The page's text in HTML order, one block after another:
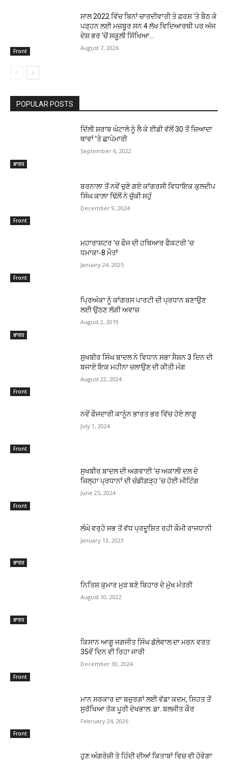
Front
ਸਾਲ 2022 ਵਿੱਚ ਬਿਨਾਂ ਚਾਰਦੀਵਾਰੀ ਤੇ ਫ਼ਰਸ਼ ‘ਤੇ ਬੈਠ ਕੇ
ਪੜ੍ਹਨ ਲਈ ਮਜ਼ਬੂਰ ਸਨ 4 ਲੱਖ ਵਿਦਿਆਰਥੀ ਪਰ ਅੱਜ
ਦੇਸ਼ ਭਰ ‘ਚੋਂ ਸਕੂਲੀ ਸਿੱਖਿਆ...
August 7, 2026
POPULAR POSTS
ਭਾਰਤ
ਦਿੱਲੀ ਸ਼ਰਾਬ ਘੋਟਾਲੇ ਨੂੰ ਲੈ ਕੇ ਈਡੀ ਵੱਲੋਂ 30 ਤੋਂ ਜ਼ਿਆਦਾ
ਥਾਵਾਂ ’ਤੇ ਛਾਪੇਮਾਰੀ
September 6, 2022
Front
ਬਰਨਾਲਾ ਤੋਂ ਨਵੇਂ ਚੁਣੇ ਗਏ ਕਾਂਗਰਸੀ ਵਿਧਾਇਕ ਕੁਲਦੀਪ
ਸਿੰਘ ਕਾਲ਼ਾ ਢਿੱਲੋਂ ਨੇ ਚੁੱਕੀ ਸਹੁੰ
December 9, 2024
Front
ਮਹਾਰਾਸ਼ਟਰ ’ਚ ਫੌਜ ਦੀ ਹਥਿਆਰ ਫੈਕਟਰੀ ’ਚ
ਧਮਾਕਾ-8 ਮੌਤਾਂ
January 24, 2025
ਭਾਰਤ
ਪ੍ਰਿਅੰਕਾ ਨੂੰ ਕਾਂਗਰਸ ਪਾਰਟੀ ਦੀ ਪ੍ਰਧਾਨ ਬਣਾਉਣ
ਲਈ ਉਠਣ ਲੱਗੀ ਅਵਾਜ਼
August 2, 2019
Front
ਸੁਖਬੀਰ ਸਿੰਘ ਬਾਦਲ ਨੇ ਵਿਧਾਨ ਸਭਾ ਸੈਸ਼ਨ 3 ਦਿਨ ਦੀ
ਬਜਾਏ ਇਕ ਮਹੀਨਾ ਚਲਾਉਣ ਦੀ ਕੀਤੀ ਮੰਗ
August 22, 2024
Front
ਨਵੇਂ ਫੌਜਦਾਰੀ ਕਾਨੂੰਨ ਭਾਰਤ ਭਰ ਵਿੱਚ ਹੋਏ ਲਾਗੂ
July 1, 2024
Front
ਸੁਖਬੀਰ ਬਾਦਲ ਦੀ ਅਗਵਾਈ ’ਚ ਅਕਾਲੀ ਦਲ ਦੇ
ਜ਼ਿਲ੍ਹਾ ਪ੍ਰਧਾਨਾਂ ਦੀ ਚੰਡੀਗੜ੍ਹ ’ਚ ਹੋਈ ਮੀਟਿੰਗ
June 25, 2024
ਭਾਰਤ
ਲੰਘੇ ਵਰ੍ਹੇ ਸਭ ਤੋਂ ਵੱਧ ਪ੍ਰਦੂਸ਼ਿਤ ਰਹੀ ਕੌਮੀ ਰਾਜਧਾਨੀ
January 13, 2023
ਭਾਰਤ
ਨਿਤਿਸ਼ ਕੁਮਾਰ ਮੁੜ ਬਣੇ ਬਿਹਾਰ ਦੇ ਮੁੱਖ ਮੰਤਰੀ
August 10, 2022
Front
ਕਿਸਾਨ ਆਗੂ ਜਗਜੀਤ ਸਿੰਘ ਡੱਲੇਵਾਲ ਦਾ ਮਰਨ ਵਰਤ
35ਵੇਂ ਦਿਨ ਵੀ ਰਿਹਾ ਜਾਰੀ
December 30, 2024
Front
ਮਾਨ ਸਰਕਾਰ ਦਾ ਬਜ਼ੁਰਗਾਂ ਲਈ ਵੱਡਾ ਕਦਮ, ਸਿਹਤ ਤੋਂ
ਸੁਰੱਖਿਆ ਤੱਕ ਪੂਰੀ ਦੇਖਭਾਲ: ਡਾ. ਬਲਜੀਤ ਕੌਰ
February 24, 2026
ਹੁਣ ਅੰਗਰੇਜ਼ੀ ਤੇ ਹਿੰਦੀ ਦੀਆਂ ਕਿਤਾਬਾਂ ਵਿਚ ਵੀ ਹੋਵੇਗਾ